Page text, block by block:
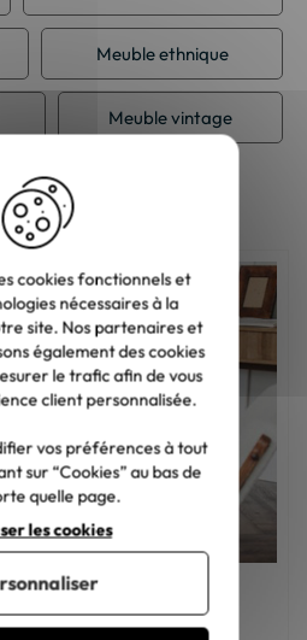
Meuble ethnique
Meuble vintage
son fauteuil de salon ?
cookies fonctionnels et
nécessaires à la
site. Nos partenaires et
également des cookies
le trafic afin de vous
client personnalisée.
vos préférences à tout
sur “Cookies” au bas de
quelle page.
les cookies